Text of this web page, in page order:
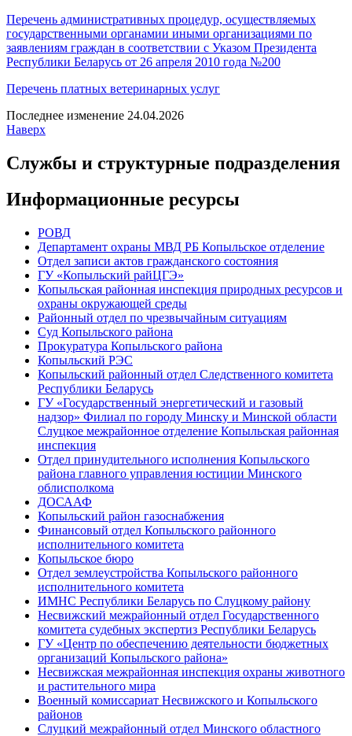
Перечень административных процедур, осуществляемых
государственными органамии иными организациями по
заявлениям граждан в соответствии с Указом Президента
Республики Беларусь от 26 апреля 2010 года №200
Перечень платных ветеринарных услуг
Последнее изменение 24.04.2026
Наверх
Службы и структурные подразделения
Информационные ресурсы
РОВД
Департамент охраны МВД РБ Копыльское отделение
Отдел записи актов гражданского состояния
ГУ «Копыльский райЦГЭ»
Копыльская районная инспекция природных ресурсов и
охраны окружающей среды
Районный отдел по чрезвычайным ситуациям
Суд Копыльского района
Прокуратура Копыльского района
Копыльский РЭС
Копыльский районный отдел Следственного комитета
Республики Беларусь
ГУ «Государственный энергетический и газовый
надзор» Филиал по городу Минску и Минской области
Слуцкое межрайонное отделение Копыльская районная
инспекция
Отдел принудительного исполнения Копыльского
района главного управления юстиции Минского
облисполкома
ДОСААФ
Копыльский район газоснабжения
Финансовый отдел Копыльского районного
исполнительного комитета
Копыльское бюро
Отдел землеустройства Копыльского районного
исполнительного комитета
ИМНС Республики Беларусь по Слуцкому району
Несвижский межрайонный отдел Государственного
комитета судебных экспертиз Республики Беларусь
ГУ «Центр по обеспечению деятельности бюджетных
организаций Копыльского района»
Несвижская межрайонная инспекция охраны животного
и растительного мира
Военный комиссариат Несвижского и Копыльского
районов
Слуцкий межрайонный отдел Минского областного